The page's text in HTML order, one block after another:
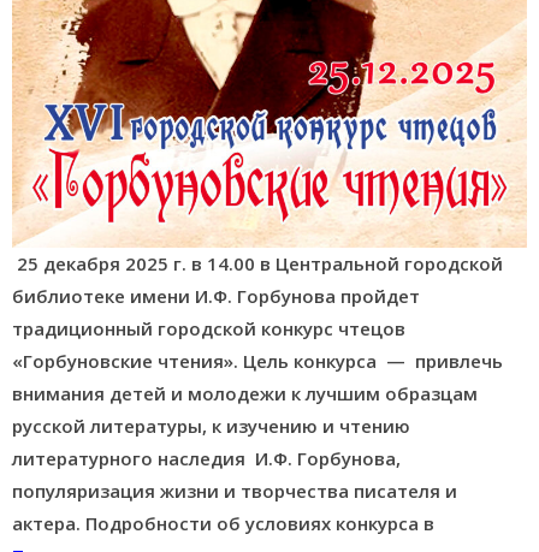
25 декабря 2025 г. в 14.00 в Центральной городской
библиотеке имени И.Ф. Горбунова пройдет
традиционный городской конкурс чтецов
«Горбуновские чтения». Цель конкурса — привлечь
внимания детей и молодежи к лучшим образцам
русской литературы, к изучению и чтению
литературного наследия И.Ф. Горбунова,
популяризация жизни и творчества писателя и
актера. Подробности об условиях конкурса в